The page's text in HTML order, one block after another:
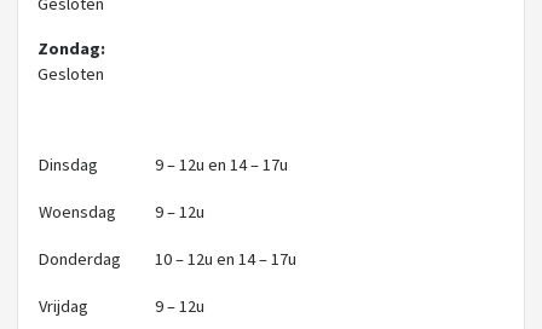
Zondag:
Gesloten
Dinsdag 9 – 12u en 14 – 17u
Woensdag 9 – 12u
Donderdag 10 – 12u en 14 – 17u
Vrijdag 9 – 12u